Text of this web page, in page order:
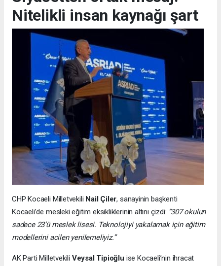
Nitelikli insan kaynağı şart
CHP Kocaeli Milletvekili Nail Çiler, sanayinin başkenti
Kocaeli’de mesleki eğitim eksikliklerinin altını çizdi: “307 okulun
sadece 23’ü meslek lisesi. Teknolojiyi yakalamak için eğitim
modellerini acilen yenilemeliyiz.”
AK Parti Milletvekili Veysal Tipioğlu ise Kocaeli’nin ihracat